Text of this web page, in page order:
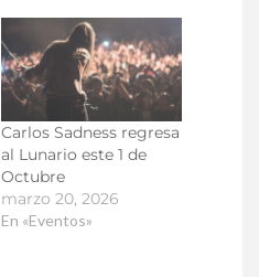
Carlos Sadness regresa
al Lunario este 1 de
Octubre
marzo 20, 2026
En «Eventos»